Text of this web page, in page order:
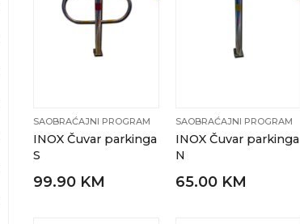
SAOBRAĆAJNI PROGRAM
INOX Čuvar parkinga
S
99.90 KM
SAOBRAĆAJNI PROGRAM
INOX Čuvar parkinga
N
65.00 KM